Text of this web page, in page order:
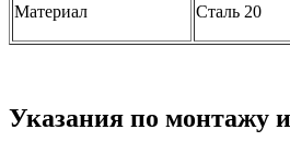
Материал Сталь 20
Указания по монтажу